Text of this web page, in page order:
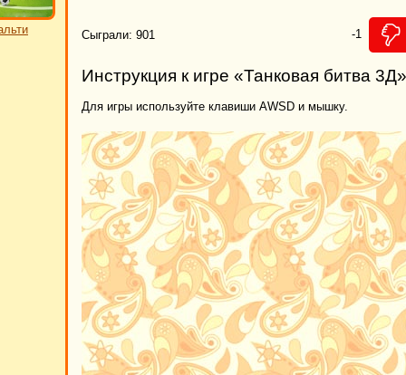
Сыграли: 901 -1
Инструкция к игре «Танковая битва 3Д»
Для игры используйте клавиши AWSD и мышку.